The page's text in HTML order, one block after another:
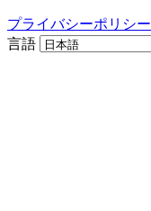
プライバシーポリシー
言語